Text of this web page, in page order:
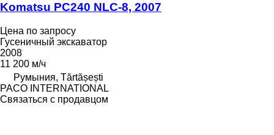
Komatsu PC240 NLC-8, 2007
Цена по запросу
Гусеничный экскаватор
2008
11 200 м/ч
Румыния, Tărtășești
PACO INTERNATIONAL
Связаться с продавцом